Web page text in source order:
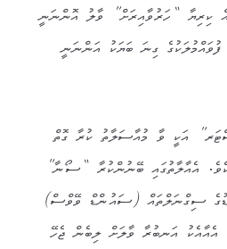
ކިރިޔާ “ހަރުވާއިރަށް” ވާލު އޮންނަނީ
ގިނަ ބަޔަކު އަންނަނީ
އަކީ ވާ މުއާސަލާތު ކުރާ ގޮތް
އެއާލާތުގައި ބޭނުންކުރާ “ސޯނާ”
ސިގްނަލްތައް (ސައުންޑް ވޭވްސް)
އަނބުރާ ވާލަށް ލިބެން ޖެހޭ